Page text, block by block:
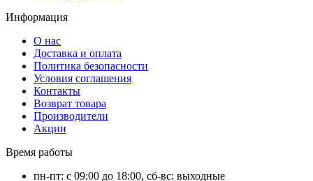
Информация
О нас
Доставка и оплата
Политика безопасности
Условия соглашения
Контакты
Возврат товара
Производители
Акции
Время работы
пн-пт: с 09:00 до 18:00, сб-вс: выходные